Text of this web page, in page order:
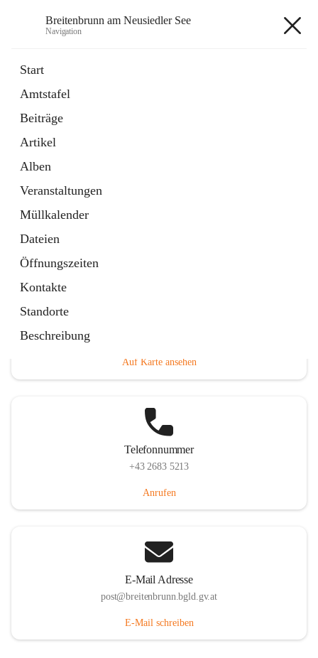
Breitenbrunn am Neusiedler See
Navigation
Start
Amtstafel
Beiträge
Artikel
Alben
Veranstaltungen
Müllkalender
Dateien
Öffnungszeiten
Kontakte
Standorte
Beschreibung
18 Schnellzugriffe
Gemeindeservice
Auf Karte ansehen
Telefonnummer
+43 2683 5213
Anrufen
E-Mail Adresse
post@breitenbrunn.bgld.gv.at
E-Mail schreiben